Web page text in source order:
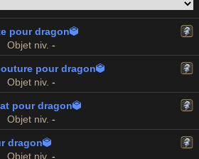
pour dragon
Objet niv. -
pour dragon
Objet niv. -
pour dragon
Objet niv. -
dragon
Objet niv. -